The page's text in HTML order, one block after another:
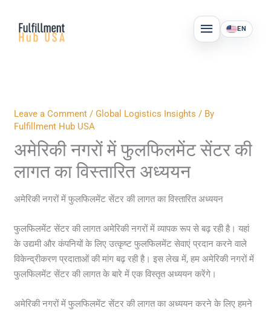
content
MAIN
MENU
EN
Leave a Comment / Global Logistics Insights / By
Fulfillment Hub USA
अमेरिकी नगरों में फुलफिलमेंट सेंटर की
लागत का विस्तारित अध्ययन
अमेरिकी नगरों में फुलफिलमेंट सेंटर की लागत का विस्तारित अध्ययन
फुलफिलमेंट सेंटर की लागत अमेरिकी नगरों में व्यापक रूप से बढ़ रही है। यहां
के उद्यमी और कंपनियों के लिए उत्कृष्ट फुलफिलमेंट सेवाएं प्रदान करने वाले
विकेन्द्रीकरण प्रदाताओं की मांग बढ़ रही है। इस लेख में, हम अमेरिकी नगरों में
फुलफिलमेंट सेंटर की लागत के बारे में एक विस्तृत अध्ययन करेंगे।
अमेरिकी नगरों में फुलफिलमेंट सेंटर की लागत का अध्ययन करने के लिए हमने